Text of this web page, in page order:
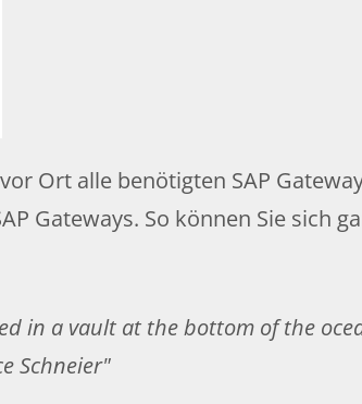
Ort alle benötigten SAP
Gateways. So können Sie sich
in a vault at the bottom of the
Schneier